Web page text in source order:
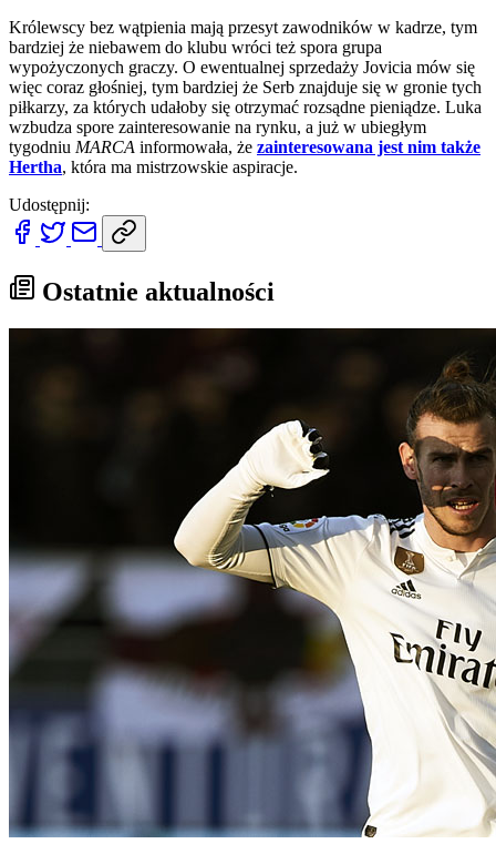
Królewscy bez wątpienia mają przesyt zawodników w kadrze, tym
bardziej że niebawem do klubu wróci też spora grupa
wypożyczonych graczy. O ewentualnej sprzedaży Jovicia mów się
więc coraz głośniej, tym bardziej że Serb znajduje się w gronie tych
piłkarzy, za których udałoby się otrzymać rozsądne pieniądze. Luka
wzbudza spore zainteresowanie na rynku, a już w ubiegłym
tygodniu MARCA informowała, że zainteresowana jest nim także
Hertha, która ma mistrzowskie aspiracje.
Udostępnij:
Ostatnie aktualności